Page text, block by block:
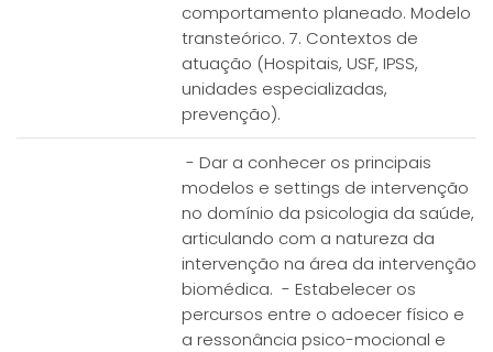
comportamento planeado. Modelo
transteórico. 7. Contextos de
atuação (Hospitais, USF, IPSS,
unidades especializadas,
prevenção).
- Dar a conhecer os principais
modelos e settings de intervenção
no domínio da psicologia da saúde,
articulando com a natureza da
intervenção na área da intervenção
biomédica. - Estabelecer os
percursos entre o adoecer físico e
a ressonância psico-mocional e